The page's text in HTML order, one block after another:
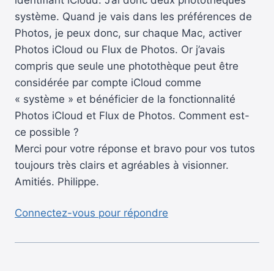
système. Quand je vais dans les préférences de
Photos, je peux donc, sur chaque Mac, activer
Photos iCloud ou Flux de Photos. Or j’avais
compris que seule une photothèque peut être
considérée par compte iCloud comme
« système » et bénéficier de la fonctionnalité
Photos iCloud et Flux de Photos. Comment est-
ce possible ?
Merci pour votre réponse et bravo pour vos tutos
toujours très clairs et agréables à visionner.
Amitiés. Philippe.
Connectez-vous pour répondre